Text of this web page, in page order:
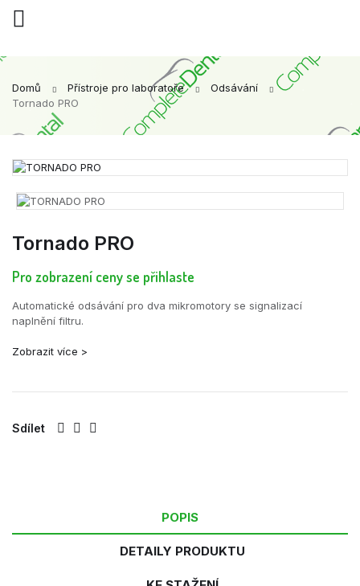
Domů Přístroje pro laboratoře
Odsávání
Tornado PRO
Tornado PRO
Pro zobrazení ceny se přihlaste
Automatické odsávání pro dva mikromotory se signalizací
naplnění filtru.
Zobrazit více >
Sdílet
POPIS
DETAILY PRODUKTU